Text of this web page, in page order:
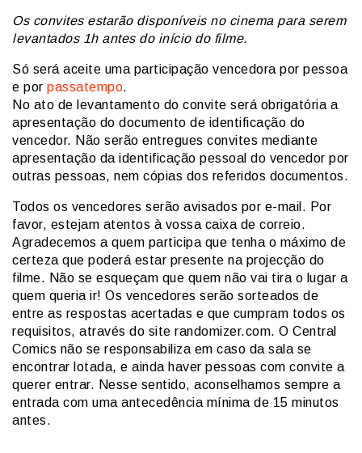
Os convites estarão disponíveis no cinema para serem
levantados 1h antes do início do filme.
Só será aceite uma participação vencedora por pessoa
e por passatempo.
No ato de levantamento do convite será obrigatória a
apresentação do documento de identificação do
vencedor. Não serão entregues convites mediante
apresentação da identificação pessoal do vencedor por
outras pessoas, nem cópias dos referidos documentos.
Todos os vencedores serão avisados por e-mail. Por
favor, estejam atentos à vossa caixa de correio.
Agradecemos a quem participa que tenha o máximo de
certeza que poderá estar presente na projecção do
filme. Não se esqueçam que quem não vai tira o lugar a
quem queria ir! Os vencedores serão sorteados de
entre as respostas acertadas e que cumpram todos os
requisitos, através do site randomizer.com. O Central
Comics não se responsabiliza em caso da sala se
encontrar lotada, e ainda haver pessoas com convite a
querer entrar. Nesse sentido, aconselhamos sempre a
entrada com uma antecedência mínima de 15 minutos
antes.